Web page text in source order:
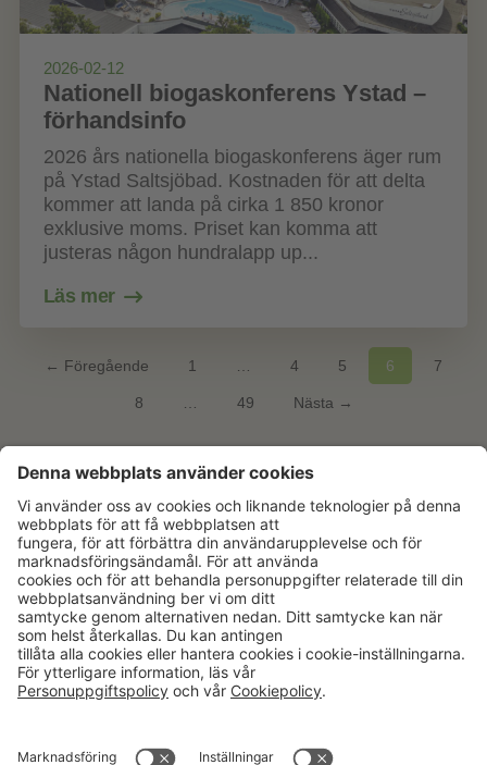
2026-02-12
Nationell biogaskonferens Ystad –
förhandsinfo
2026 års nationella biogaskonferens äger rum
på Ystad Saltsjöbad. Kostnaden för att delta
kommer att landa på cirka 1 850 kronor
exklusive moms. Priset kan komma att
justeras någon hundralapp up...
Läs mer
← Föregående 1 … 4 5 6 7
8 … 49 Nästa →